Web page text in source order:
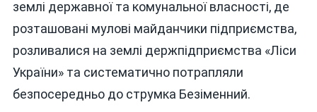
землі державної та комунальної власності, де
розташовані мулові майданчики підприємства,
розливалися на землі держпідприємства «Ліси
України» та систематично потрапляли
безпосередньо до струмка Безіменний.